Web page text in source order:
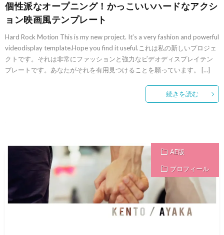
個性派なオープニング！かっこいいハードなアクシ
ョン映画風テンプレート
Hard Rock Motion This is my new project. It’s a very fashion and powerful
videodisplay template.Hope you find it useful.これは私の新しいプロジェ
クトです。それは非常にファッションと強力なビデオディスプレイテン
プレートです。あなたがそれを有用見つけることを願っています。 […]
続きを読む
AE版
プロフィール